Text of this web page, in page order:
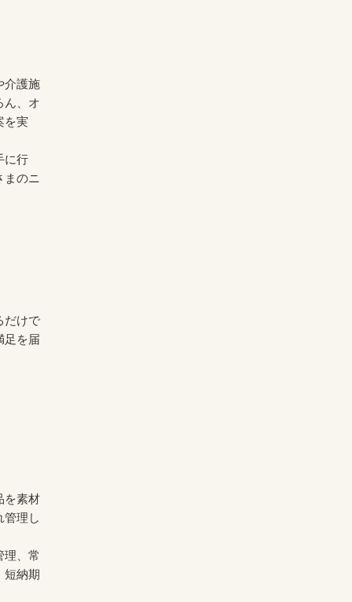
介護施
ん、オ
を実
に行
まのニ
だけで
足を届
を素材
管理し
理、常
短納期